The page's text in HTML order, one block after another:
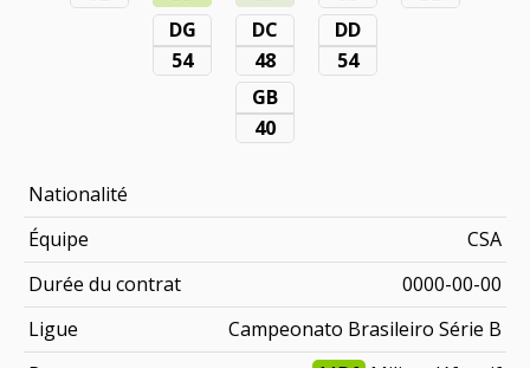
DG
54
DC
48
DD
54
GB
40
Nationalité
Équipe
CSA
Durée du contrat
0000-00-00
Ligue
Campeonato Brasileiro Série B